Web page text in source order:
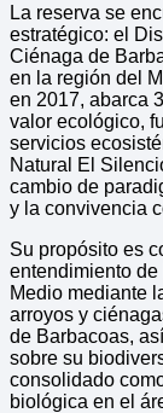
La reserva se
estratégico: el
Ciénaga de
en la región del
en 2017, abarca
valor ecológico,
servicios
Natural El
cambio de
y la convivencia
Su propósito es
entendimiento
Medio mediante
arroyos y
de Barbacoas,
sobre su
consolidado
biológica en el